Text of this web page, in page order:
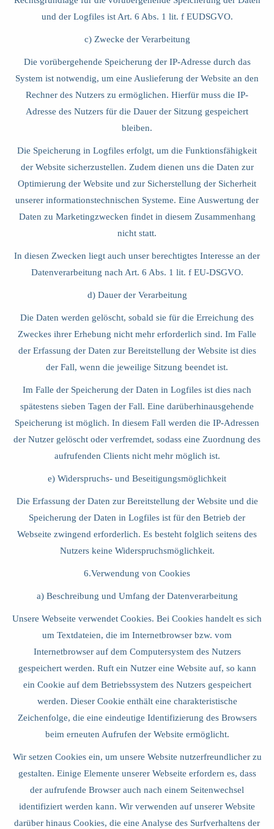
und der Logfiles ist Art. 6 Abs. 1 lit. f EUDSGVO.
c) Zwecke der Verarbeitung
Die vorübergehende Speicherung der IP-Adresse durch das
System ist notwendig, um eine Auslieferung der Website an den
Rechner des Nutzers zu ermöglichen. Hierfür muss die IP-
Adresse des Nutzers für die Dauer der Sitzung gespeichert
bleiben.
Die Speicherung in Logfiles erfolgt, um die Funktionsfähigkeit
der Website sicherzustellen. Zudem dienen uns die Daten zur
Optimierung der Website und zur Sicherstellung der Sicherheit
unserer informationstechnischen Systeme. Eine Auswertung der
Daten zu Marketingzwecken findet in diesem Zusammenhang
nicht statt.
In diesen Zwecken liegt auch unser berechtigtes Interesse an der
Datenverarbeitung nach Art. 6 Abs. 1 lit. f EU-DSGVO.
d) Dauer der Verarbeitung
Die Daten werden gelöscht, sobald sie für die Erreichung des
Zweckes ihrer Erhebung nicht mehr erforderlich sind. Im Falle
der Erfassung der Daten zur Bereitstellung der Website ist dies
der Fall, wenn die jeweilige Sitzung beendet ist.
Im Falle der Speicherung der Daten in Logfiles ist dies nach
spätestens sieben Tagen der Fall. Eine darüberhinausgehende
Speicherung ist möglich. In diesem Fall werden die IP-Adressen
der Nutzer gelöscht oder verfremdet, sodass eine Zuordnung des
aufrufenden Clients nicht mehr möglich ist.
e) Widerspruchs- und Beseitigungsmöglichkeit
Die Erfassung der Daten zur Bereitstellung der Website und die
Speicherung der Daten in Logfiles ist für den Betrieb der
Webseite zwingend erforderlich. Es besteht folglich seitens des
Nutzers keine Widerspruchsmöglichkeit.
6.Verwendung von Cookies
a) Beschreibung und Umfang der Datenverarbeitung
Unsere Webseite verwendet Cookies. Bei Cookies handelt es sich
um Textdateien, die im Internetbrowser bzw. vom
Internetbrowser auf dem Computersystem des Nutzers
gespeichert werden. Ruft ein Nutzer eine Website auf, so kann
ein Cookie auf dem Betriebssystem des Nutzers gespeichert
werden. Dieser Cookie enthält eine charakteristische
Zeichenfolge, die eine eindeutige Identifizierung des Browsers
beim erneuten Aufrufen der Website ermöglicht.
Wir setzen Cookies ein, um unsere Website nutzerfreundlicher zu
gestalten. Einige Elemente unserer Webseite erfordern es, dass
der aufrufende Browser auch nach einem Seitenwechsel
identifiziert werden kann. Wir verwenden auf unserer Website
darüber hinaus Cookies, die eine Analyse des Surfverhaltens der